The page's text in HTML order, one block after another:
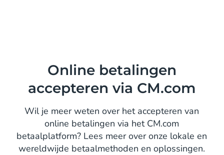
Online betalingen
accepteren via CM.com
Wil je meer weten over het accepteren van
online betalingen via het CM.com
betaalplatform? Lees meer over onze lokale en
wereldwijde betaalmethoden en oplossingen.